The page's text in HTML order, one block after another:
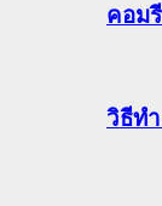
คอม
วิธีทํ